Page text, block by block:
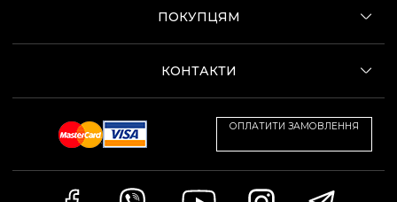
ПОКУПЦЯМ
КОНТАКТИ
ОПЛАТИТИ ЗАМОВЛЕННЯ